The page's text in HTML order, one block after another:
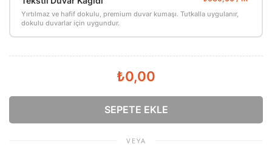
Yırtılmaz ve hafif dokulu, premium duvar kumaşı. Tutkalla uygulanır,
dokulu duvarlar için uygundur.
₺0,00
SEPETE EKLE
VEYA